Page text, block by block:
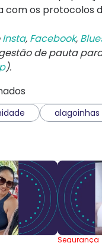
com os protocolos
Insta, Facebook,
de pauta
).
alagoinhas
Segurança